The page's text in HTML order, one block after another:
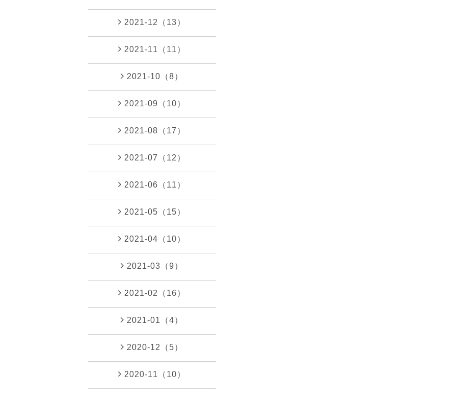
2021-12（13）
2021-11（11）
2021-10（8）
2021-09（10）
2021-08（17）
2021-07（12）
2021-06（11）
2021-05（15）
2021-04（10）
2021-03（9）
2021-02（16）
2021-01（4）
2020-12（5）
2020-11（10）